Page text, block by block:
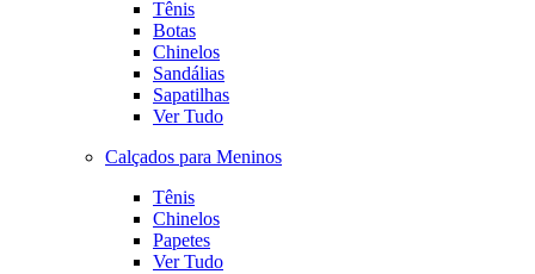
Tênis
Botas
Chinelos
Sandálias
Sapatilhas
Ver Tudo
Calçados para Meninos
Tênis
Chinelos
Papetes
Ver Tudo